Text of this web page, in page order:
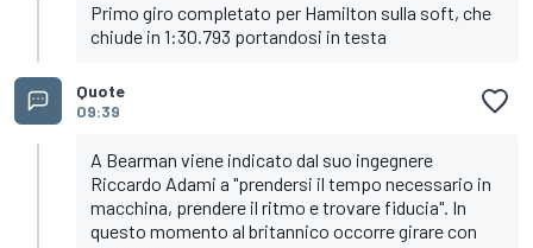
Primo giro completato per Hamilton sulla soft, che
chiude in 1:30.793 portandosi in testa
Quote
09:39
A Bearman viene indicato dal suo ingegnere
Riccardo Adami a "prendersi il tempo necessario in
macchina, prendere il ritmo e trovare fiducia". In
questo momento al britannico occorre girare con